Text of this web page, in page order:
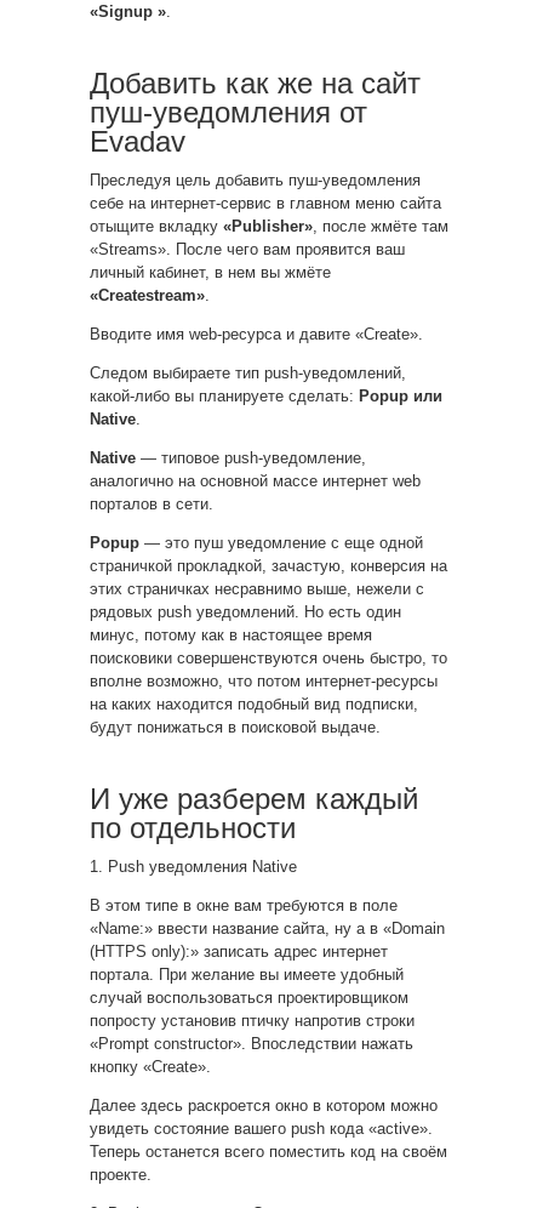
«Signup ».
Добавить как же на сайт
пуш-уведомления от
Evadav
Преследуя цель добавить пуш-уведомления
себе на интернет-сервис в главном меню сайта
отыщите вкладку «Publisher», после жмёте там
«Streams». После чего вам проявится ваш
личный кабинет, в нем вы жмёте
«Createstream».
Вводите имя web-ресурса и давите «Create».
Следом выбираете тип push-уведомлений,
какой-либо вы планируете сделать: Popup или
Native.
Native — типовое push-уведомление,
аналогично на основной массе интернет web
порталов в сети.
Popup — это пуш уведомление с еще одной
страничкой прокладкой, зачастую, конверсия на
этих страничках несравнимо выше, нежели с
рядовых push уведомлений. Но есть один
минус, потому как в настоящее время
поисковики совершенствуются очень быстро, то
вполне возможно, что потом интернет-ресурсы
на каких находится подобный вид подписки,
будут понижаться в поисковой выдаче.
И уже разберем каждый
по отдельности
1. Push уведомления Native
В этом типе в окне вам требуются в поле
«Name:» ввести название сайта, ну а в «Domain
(HTTPS only):» записать адрес интернет
портала. При желание вы имеете удобный
случай воспользоваться проектировщиком
попросту установив птичку напротив строки
«Prompt constructor». Впоследствии нажать
кнопку «Create».
Далее здесь раскроется окно в котором можно
увидеть состояние вашего push кода «active».
Теперь останется всего поместить код на своём
проекте.